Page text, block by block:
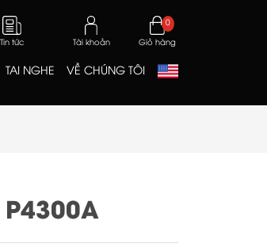
Tin tức Tài khoản Giỏ hàng
0
TAI NGHE VỀ CHÚNG TÔI
P4300A